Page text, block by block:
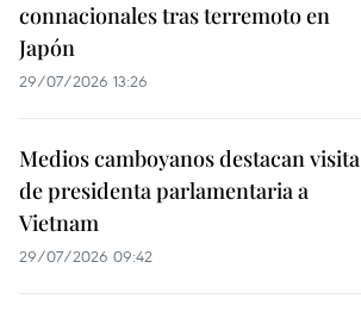
connacionales tras terremoto en
Japón
29/07/2026 13:26
Medios camboyanos destacan visita
de presidenta parlamentaria a
Vietnam
29/07/2026 09:42